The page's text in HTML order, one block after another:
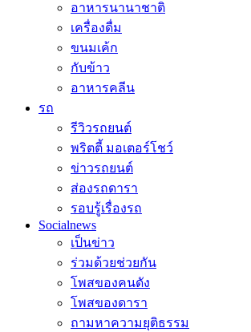
อาหารนานาชาติ
เครื่องดื่ม
ขนมเค้ก
กับข้าว
อาหารคลีน
รถ
รีวิวรถยนต์
พริตตี้ มอเตอร์โชว์
ข่าวรถยนต์
ส่องรถดารา
รอบรู้เรื่องรถ
Socialnews
เป็นข่าว
ร่วมด้วยช่วยกัน
โพสของคนดัง
โพสของดารา
ถามหาความยุติธรรม